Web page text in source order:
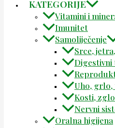
KATEGORIJE
Vitamini i
Imunitet
Samoliječenje
Srce,
Uho, grlo,
Kosti,
Nervni
Oralna higijena